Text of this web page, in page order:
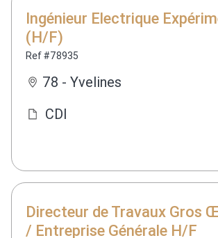
Ingénieur Electrique
(H/F)
Ref #78935
78 - Yvelines
CDI
Directeur de Travaux Gros
/ Entreprise Générale H/F